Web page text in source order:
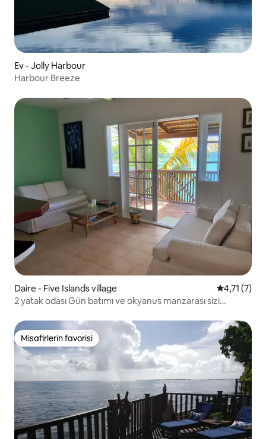
Ev - Jolly Harbour
Harbour Breeze
Daire - Five Islands village 54,71 (7)
2 yatak odası Gün batımı ve okyanus manzarası sizi
Misafirlerin favorisi
Misafirlerin favorisi